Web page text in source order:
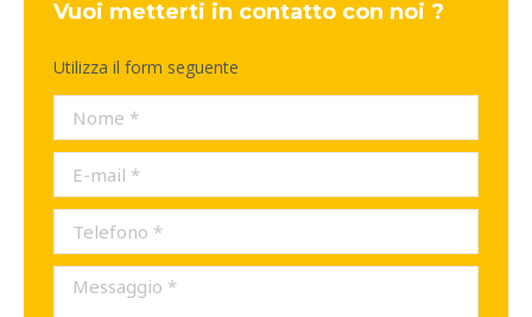
Vuoi metterti in contatto con noi ?
Utilizza il form seguente
Nome *
E-mail *
Telefono *
Messaggio *